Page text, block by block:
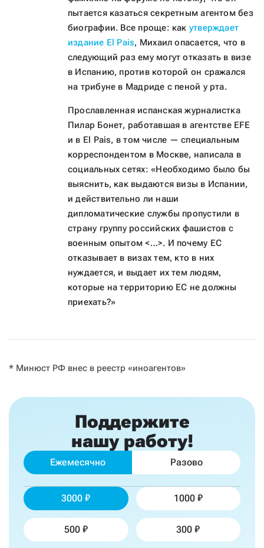
пытается казаться секретным агентом без
биографии. Все проще: как утверждает
издание El Pais, Михаил опасается, что в
следующий раз ему могут отказать в визе
в Испанию, против которой он сражался
на трибуне в Мадриде с пеной у рта.
Прославленная испанская журналистка
Пилар Бонет, работавшая в агентстве EFE
и в El Pais, в том числе — специальным
корреспондентом в Москве, написала в
социальных сетях: «Необходимо было бы
выяснить, как выдаются визы в Испании,
и действительно ли наши
дипломатические службы пропустили в
страну группу российских фашистов с
военным опытом <…>. И почему ЕС
отказывает в визах тем, кто в них
нуждается, и выдает их тем людям,
которые на территорию ЕС не должны
приехать?»
* Минюст РФ внес в реестр «иноагентов»
Поддержите
нашу работу!
Ежемесячно Разово
3000 1000
500 300